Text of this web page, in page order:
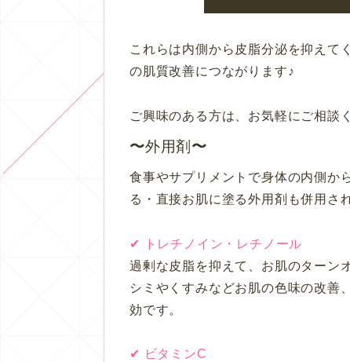
これらは内側から皮脂分泌を抑えて
の肌質改善につながります♪
ご興味のある方は、お気軽にご相談
外用剤
食事やサプリメントで身体の内側か
る・直接お肌に塗る外用剤も併用さ
✔︎ トレチノイン・レチノール
過剰な皮脂を抑えて、お肌のターン
シミやくすみなどお肌の色味の改善
効です。
✔︎ ビタミンC